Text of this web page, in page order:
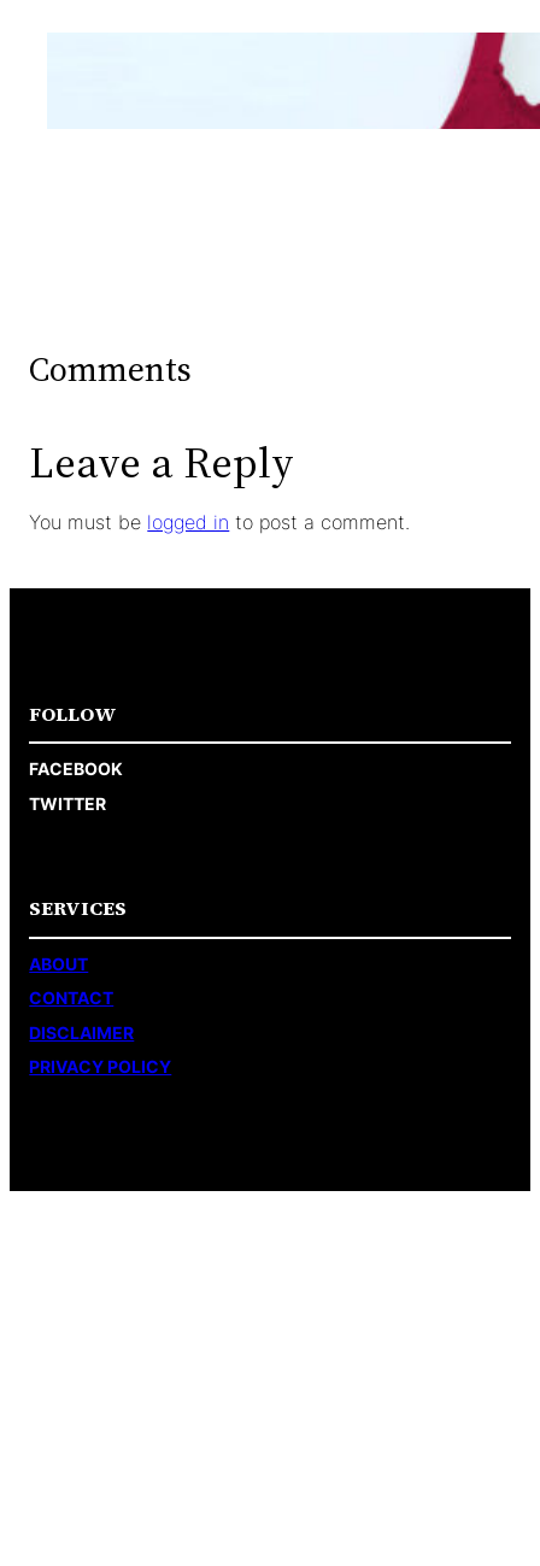
Mengintip Kepribadian
Wanita Dari Warna Bra
Comments
Leave a Reply
You must be logged in to post a comment.
FOLLOW
FACEBOOK
TWITTER
SERVICES
ABOUT
CONTACT
DISCLAIMER
PRIVACY POLICY